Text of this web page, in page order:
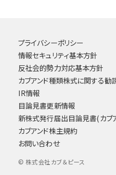
プライバシーポリシー
情報セキュリティ基本方針
反社会的勢力対応基本方針
カブアンド種類株式に関する勧
IR情報
目論見書更新情報
新株式発行届出目論見書(カブ
カブアンド株主規約
お問い合わせ
© 株式会社カブ＆ピース